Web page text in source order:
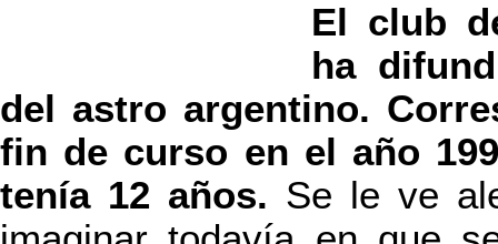
El club
ha
del astro argentino.
fin de curso en el año
tenía 12 años. Se le ve